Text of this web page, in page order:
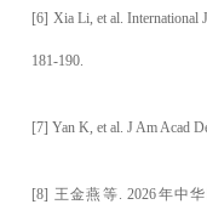
[6] Xia Li, et al. International
181-190.
[7] Yan K, et al. J Am Acad
[8] 王金燕等. 2026年中